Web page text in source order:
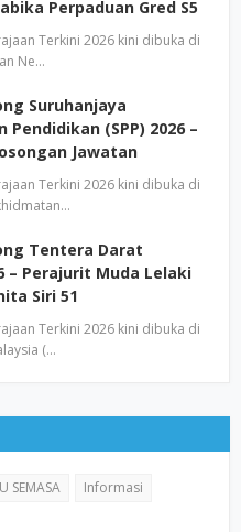
Perpaduan Gred S5
Terkini 2026 kini dibuka di
Ne…
Suruhanjaya
(SPP) 2026 –
Jawatan
Terkini 2026 kini dibuka di
Tentera Darat
– Perajurit Muda Lelaki
Siri 51
Terkini 2026 kini dibuka di
(…
SEMASA
Informasi